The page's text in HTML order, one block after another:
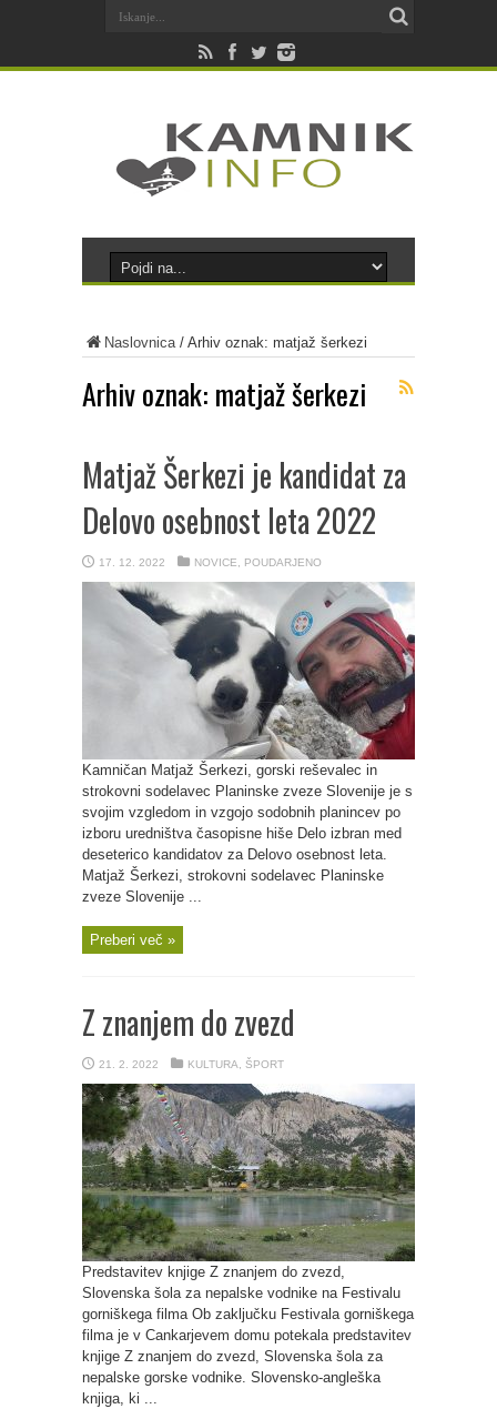
Naslovnica/ Arhiv oznak: matjaž šerkezi
Arhiv oznak: matjaž šerkezi
Matjaž Šerkezi je kandidat za
Delovo osebnost leta 2022
17. 12. 2022 NOVICE POUDARJENO
Kamničan Matjaž Šerkezi, gorski reševalec in
strokovni sodelavec Planinske zveze Slovenije je s
svojim vzgledom in vzgojo sodobnih planincev po
izboru uredništva časopisne hiše Delo izbran med
deseterico kandidatov za Delovo osebnost leta.
Matjaž Šerkezi, strokovni sodelavec Planinske
zveze Slovenije ...
Preberi več »
Z znanjem do zvezd
21. 2. 2022 KULTURA ŠPORT
Predstavitev knjige Z znanjem do zvezd,
Slovenska šola za nepalske vodnike na Festivalu
gorniškega filma Ob zaključku Festivala gorniškega
filma je v Cankarjevem domu potekala predstavitev
knjige Z znanjem do zvezd, Slovenska šola za
nepalske gorske vodnike. Slovensko-angleška
knjiga, ki ...